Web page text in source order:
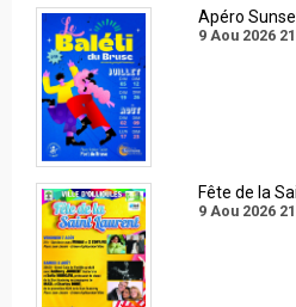
Apéro
9 Aou 2026
Fête de la
9 Aou 2026